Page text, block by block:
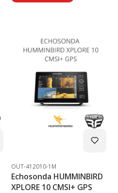
Kod produktu
OUT-412010-1M
Echosonda HUMMINBIRD
XPLORE 10 CMSI+ GPS